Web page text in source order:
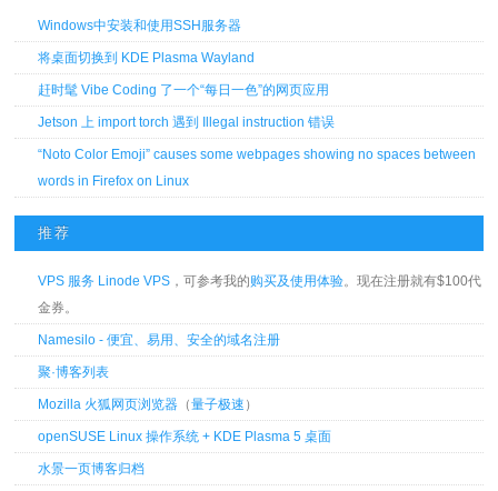
Windows中安装和使用SSH服务器
将桌面切换到 KDE Plasma Wayland
赶时髦 Vibe Coding 了一个“每日一色”的网页应用
Jetson 上 import torch 遇到 Illegal instruction 错误
“Noto Color Emoji” causes some webpages showing no spaces between
words in Firefox on Linux
推荐
VPS 服务 Linode VPS ，可参考我的购买及使用体验。现在注册就有$100代
金券。
Namesilo - 便宜、易用、安全的域名注册
聚·博客列表
Mozilla 火狐网页浏览器 （量子极速 ）
openSUSE Linux 操作系统 + KDE Plasma 5 桌面
水景一页博客归档